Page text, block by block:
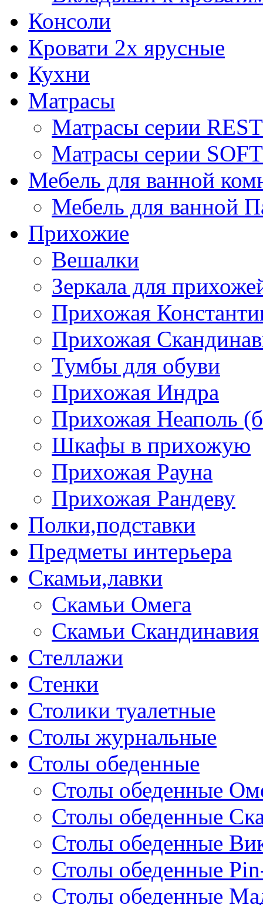
Консоли
Кровати 2х ярусные
Кухни
Матрасы
Матрасы серии REST
Матрасы серии SOFT
Мебель для ванной
Мебель для ванной
Прихожие
Вешалки
Зеркала для
Прихожая
Прихожая
Тумбы для обуви
Прихожая Индра
Прихожая Неаполь
Шкафы в прихожую
Прихожая Рауна
Прихожая Рандеву
Полки,подставки
Предметы интерьера
Скамьи,лавки
Скамьи Омега
Скамьи Скандинавия
Стеллажи
Стенки
Столики туалетные
Столы журнальные
Столы обеденные
Столы обеденные
Столы обеденные
Столы обеденные
Столы обеденные
Столы обеденные